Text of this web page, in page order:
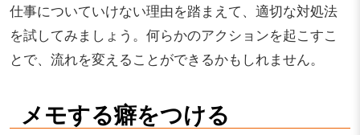
仕事についていけない理由を踏まえて、適切な対処法
を試してみましょう。何らかのアクションを起こすこ
とで、流れを変えることができるかもしれません。
メモする癖をつける